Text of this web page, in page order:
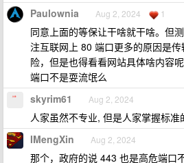
Paulownia Aug 2, 2024 1
同意上面的等保让干啥就干啥。但
注互联网上 80 端口更多的原因是
险，但是也得看看网站具体啥内容
端口不是耍流氓么
skyrim61 Aug 2, 2024
人家虽然不专业, 但是人家掌握标准
IMengXin Aug 2, 2024
那个，政府的说 443 也是高危端口